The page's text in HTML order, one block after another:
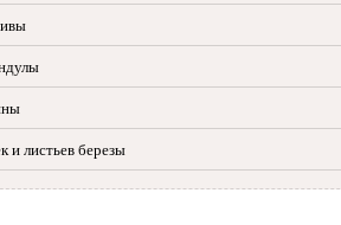
и листьев березы